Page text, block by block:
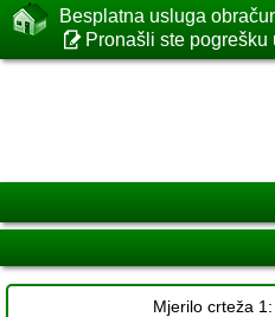
Besplatna usluga
Pronašli ste
Mjerilo crteža 1: